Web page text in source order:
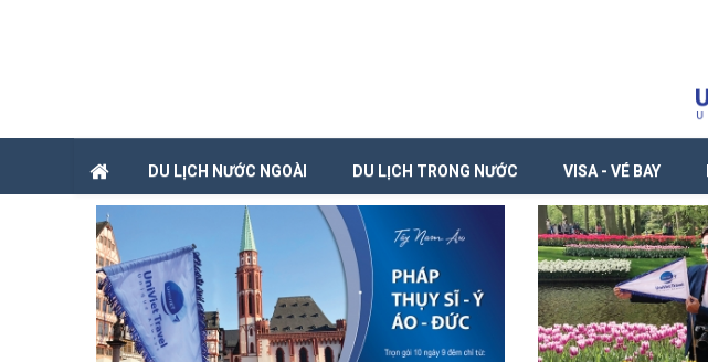
DU LỊCH NƯỚC NGOÀI DU LỊCH TRONG NƯỚC VISA - VÉ BAY